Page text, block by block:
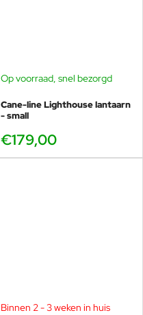
Op voorraad, snel bezorgd
Cane-line Lighthouse lantaarn
- small
€179,00
Binnen 2 - 3 weken in huis